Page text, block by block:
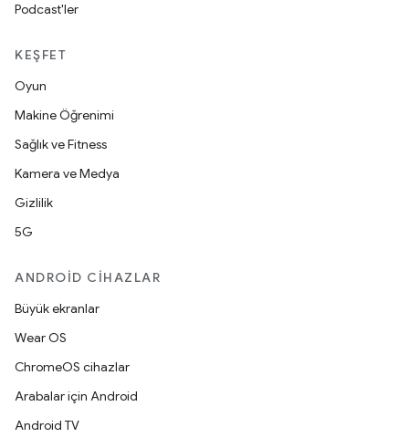
Podcast'ler
KEŞFET
Oyun
Makine Öğrenimi
Sağlık ve Fitness
Kamera ve Medya
Gizlilik
5G
ANDROID CIHAZLAR
Büyük ekranlar
Wear OS
ChromeOS cihazlar
Arabalar için Android
Android TV